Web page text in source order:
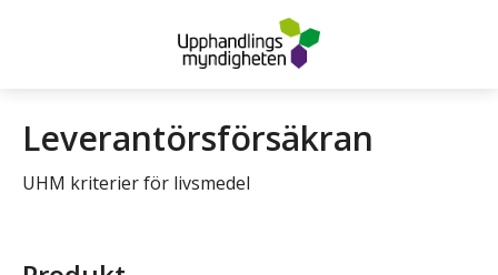
Leverantörsförsäkran
UHM kriterier för livsmedel